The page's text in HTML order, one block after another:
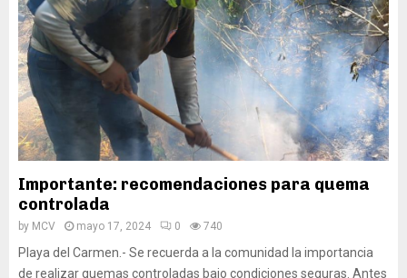
Importante: recomendaciones para quema
controlada
by MCV mayo 17, 2024 0 740
Playa del Carmen.- Se recuerda a la comunidad la importancia
de realizar quemas controladas bajo condiciones seguras. Antes